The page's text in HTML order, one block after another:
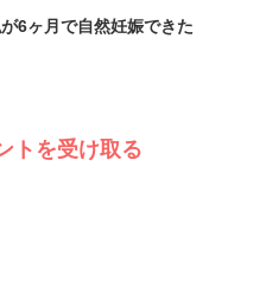
6ヶ月で自然妊娠できた
トを受け取る